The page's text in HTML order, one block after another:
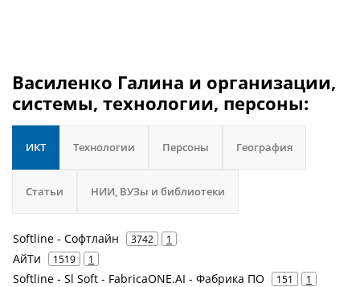
Василенко Галина и организации,
системы, технологии, персоны:
ИКТ Технологии Персоны География
Статьи НИИ, ВУЗы и библиотеки
Softline - Софтлайн 3742 1
АйТи 1519 1
Softline - Sl Soft - FabricaONE.AI - Фабрика ПО 151 1